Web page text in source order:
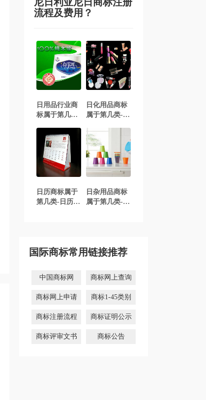
流程及费用？
日用品行业商
标属于第几类-
标注册属于哪
一类？「商标
分类」
日化用品商标
属于第几类-日
册属于哪一
类？「商标分
类」
日历商标属于
第几类-日历商
日杂用品商标
属于第几类-日
国际商标常用链接推荐
中国商标网 商标网上查询
商标网上申请 商标1-45类别
商标注册流程 商标证明公示
商标评审文书 商标公告